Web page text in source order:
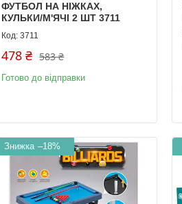
ФУТБОЛ НА НІЖКАХ,
КУЛЬКИ/М'ЯЧІ 2 ШТ 3711
3711
583 ₴
478 ₴
Готово до відправки
–18%